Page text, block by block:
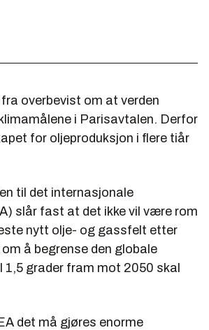
overbevist om at verden
i Parisavtalen. Derfor
for oljeproduksjon i flere tiår
til det internasjonale
slår fast at det ikke vil være rom
nytt olje- og gassfelt etter
å begrense den globale
1,5 grader fram mot 2050 skal
det må gjøres enorme